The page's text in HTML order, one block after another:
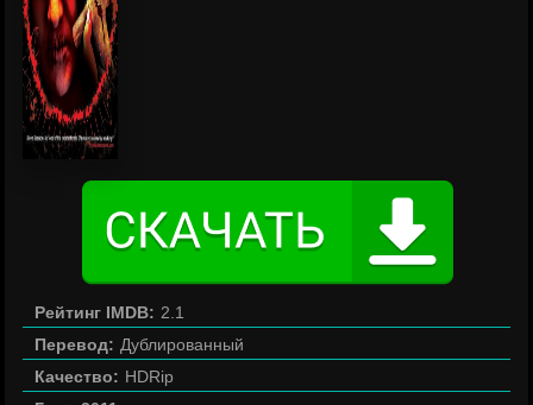
Рейтинг IMDB: 2.1
Перевод: Дублированный
Качество: HDRip